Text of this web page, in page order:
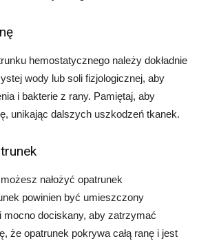
hemostatycznego należy dokładnie
wody lub soli fizjologicznej, aby
i bakterie z rany. Pamiętaj, aby
unikając dalszych uszkodzeń tkanek.
nałożyć opatrunek
powinien być umieszczony
mocno dociskany, aby zatrzymać
że opatrunek pokrywa całą ranę i jest